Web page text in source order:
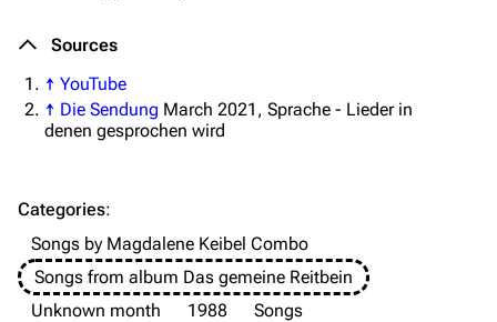
Till Lindemann
Information
Videography
Song list
Tour dates
Flake Lorenz
Song list
Sources
↑ YouTube
↑ Die Sendung March 2021, Sprache - Lieder in
denen gesprochen wird
Categories:
Songs by Magdalene Keibel Combo
Songs from album Das gemeine Reitbein
Unknown month
1988
Songs